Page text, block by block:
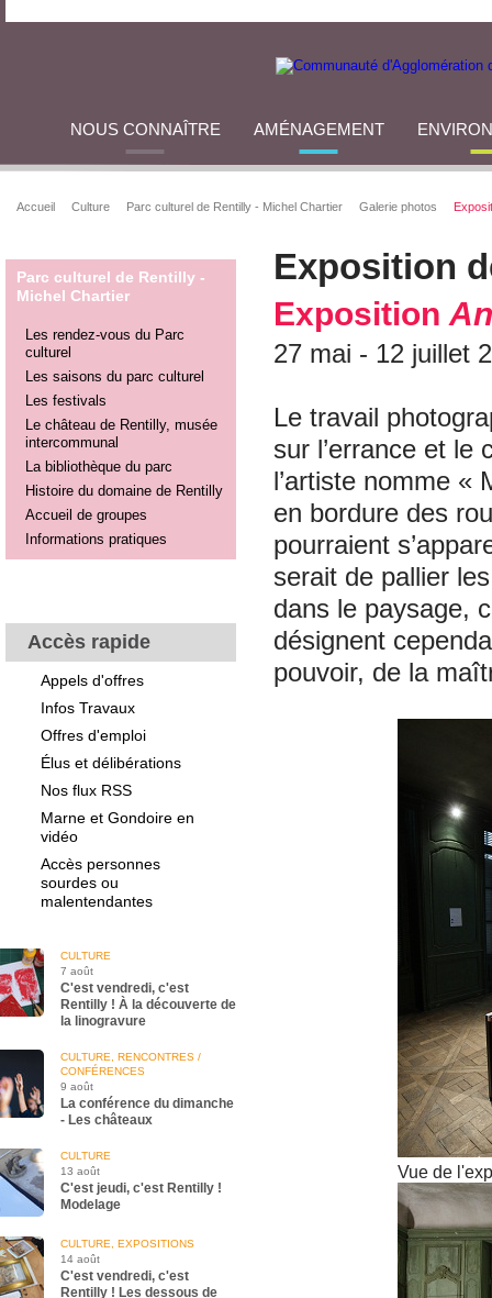
NOUS CONNAÎTRE AMÉNAGEMENT
Accueil Culture Parc culturel de Rentilly - Michel Chartier Galerie photos
Parc culturel de Rentilly -
Michel Chartier
Les rendez-vous du Parc
culturel
Les saisons du parc culturel
Les festivals
Le château de Rentilly, musée
intercommunal
La bibliothèque du parc
Histoire du domaine de Rentilly
Accueil de groupes
Informations pratiques
Accès rapide
Appels d'offres
Infos Travaux
Offres d'emploi
Élus et délibérations
Nos flux RSS
Marne et Gondoire en
vidéo
Accès personnes
sourdes ou
malentendantes
CULTURE
7 août
C'est vendredi, c'est
Rentilly ! À la découverte de
la linogravure
CULTURE, RENCONTRES /
CONFÉRENCES
9 août
La conférence du dimanche
- Les châteaux
CULTURE
13 août
C'est jeudi, c'est Rentilly !
Modelage
CULTURE, EXPOSITIONS
14 août
C'est vendredi, c'est
Rentilly ! Les dessous de
Exposition
Exposition
27 mai - 12 juillet
Le travail
sur l’errance et le
l’artiste nomme «
en bordure des
pourraient
serait de pallier
dans le paysage,
désignent
pouvoir, de la
Vue de